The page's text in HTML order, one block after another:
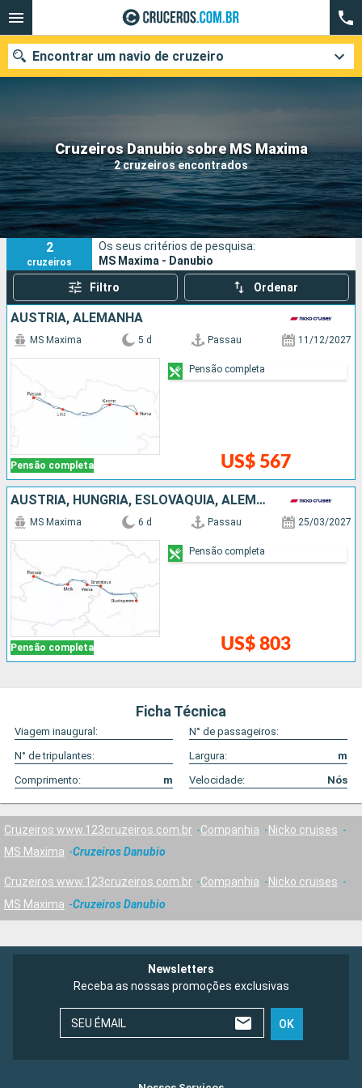
Cruzeiros Danubio sobre MS Maxima
2 cruzeiros encontrados
Encontrar um navio de cruzeiro
Quando ir?
Data de partida
Cidades Companhias
Pesquisar
2
cruzeiros
Os seus critérios de pesquisa:
MS Maxima - Danubio
Filtro Ordenar
AUSTRIA, ALEMANHA
Pensão completa
MS Maxima 5 d Passau 11/12/2027
US$ 567
Pensão completa
AUSTRIA, HUNGRIA, ESLOVÁQUIA, ALEMANHA
Pensão completa
MS Maxima 6 d Passau 25/03/2027
US$ 803
Pensão completa
Ficha Técnica
Viagem inaugural:
N° de passageiros:
N° de tripulantes:
Largura:
m
Comprimento:
m Velocidade: Nós
Cruzeiros www.123cruzeiros.com.br Companhia
Nicko cruises
MS Maxima
Cruzeiros Danubio
Cruzeiros www.123cruzeiros.com.br Companhia
Nicko cruises
MS Maxima
Cruzeiros Danubio
Newsletters
Receba as nossas promoções exclusivas
SEU ÉMAIL OK